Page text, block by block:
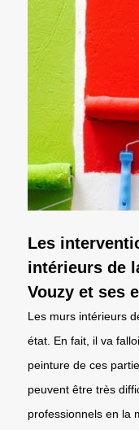
Les
intérieurs de
Vouzy et ses
Les murs intérieurs
état. En fait, il va
peinture de ces
peuvent être très
professionnels en la